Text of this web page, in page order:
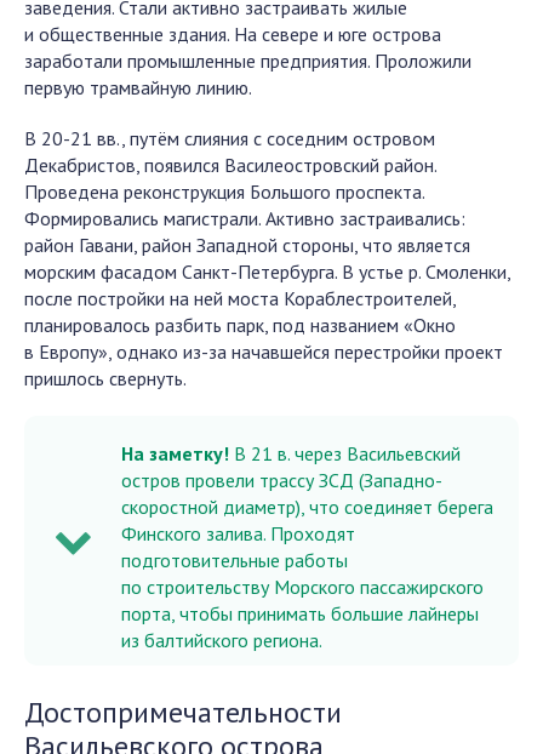
заведения. Стали активно застраивать жилые
и общественные здания. На севере и юге острова
заработали промышленные предприятия. Проложили
первую трамвайную линию.
В 20-21 вв., путём слияния с соседним островом
Декабристов, появился Василеостровский район.
Проведена реконструкция Большого проспекта.
Формировались магистрали. Активно застраивались:
район Гавани, район Западной стороны, что является
морским фасадом Санкт-Петербурга. В устье р. Смоленки,
после постройки на ней моста Кораблестроителей,
планировалось разбить парк, под названием «Окно
в Европу», однако из-за начавшейся перестройки проект
пришлось свернуть.
На заметку! В 21 в. через Васильевский
остров провели трассу ЗСД (Западно-
скоростной диаметр), что соединяет берега
Финского залива. Проходят
подготовительные работы
по строительству Морского пассажирского
порта, чтобы принимать большие лайнеры
из балтийского региона.
Достопримечательности
Васильевского острова